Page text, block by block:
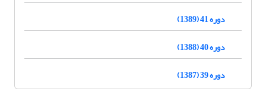
دوره 41 (1389)
دوره 40 (1388)
دوره 39 (1387)